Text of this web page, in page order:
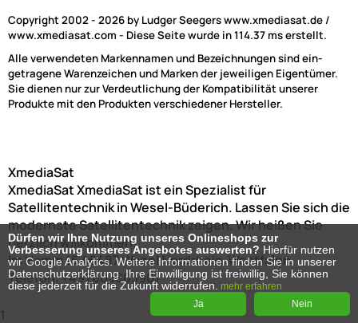
Copyright 2002 - 2026 by Ludger Seegers www.xmediasat.de /
www.xmediasat.com - Diese Seite wurde in 114.37 ms erstellt.
Alle verwendeten Markennamen und Bezeichnungen sind ein-
getragene Warenzeichen und Marken der jeweiligen Eigentümer.
Sie dienen nur zur Verdeutlichung der Kompatibilität unserer
Produkte mit den Produkten verschiedener Hersteller.
XmediaSat
XmediaSatXmediaSat ist ein Spezialist für
Satellitentechnik in Wesel-Büderich. Lassen Sie sich die
modernste Satellitentechnik zeigen. Wir heißen Sie
herzlich willkommen!
Im Hamm 1546487Wesel Nordrhein-Westfalen
Telefon:+492803803901
Dürfen wir Ihre Nutzung unseres Onlineshops zur
Verbesserung unseres Angebotes auswerten? Hierfür nutzen
wir Google Analytics. Weitere Informationen finden Sie in unserer
Datenschutzerklärung. Ihre Einwilligung ist freiwillig, Sie können
diese jederzeit für die Zukunft widerrufen.
mehr erfahren
Nein
Ja
1